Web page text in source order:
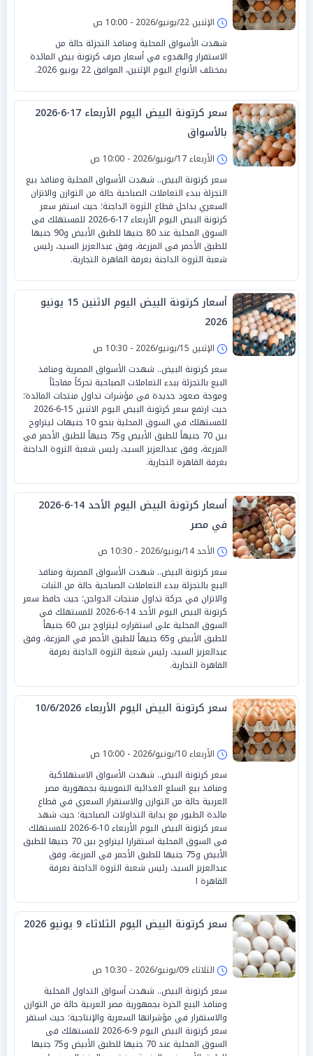
الإثنين 22/يونيو/2026 - 10:00 ص
شهدت الأسواق المحلية ومنافذ التجزئة حالة من
الاستقرار والهدوء في أسعار صرف كرتونة بيض المائدة
بمختلف الأنواع اليوم الإثنين، الموافق 22 يونيو 2026.
سعر كرتونة البيض اليوم الأربعاء 17-6-2026
بالأسواق
الأربعاء 17/يونيو/2026 - 10:00 ص
سعر كرتونة البيض.. شهدت الأسواق المحلية ومنافذ بيع
التجزئة ببدء التعاملات الصباحية حالة من التوازن والاتزان
السعري بداخل قطاع الثروة الداجنة؛ حيث استقر سعر
كرتونة البيض اليوم الأربعاء 17-6-2026 للمستهلك فى
السوق المحلية عند 80 جنيها للطبق الأبيض و90 جنيها
للطبق الأحمر فى المزرعة، وفق عبدالعزيز السيد، رئيس
شعبة الثروة الداجنة بغرفة القاهرة التجارية.
أسعار كرتونة البيض اليوم الاثنين 15 يونيو
2026
الإثنين 15/يونيو/2026 - 10:30 ص
سعر كرتونة البيض.. شهدت الأسواق المصرية ومنافذ
البيع بالتجزئة ببدء التعاملات الصباحية تحركاً مفاجئاً
وموجة صعود جديدة في مؤشرات تداول منتجات المائدة؛
حيث ارتفع سعر كرتونة البيض اليوم الاثنين 15-6-2026
للمستهلك في السوق المحلية بنحو 10 جنيهات ليتراوح
بين 70 جنيهاً للطبق الأبيض و75 جنيهاً للطبق الأحمر في
المزرعة، وفق عبدالعزيز السيد، رئيس شعبة الثروة الداجنة
بغرفة القاهرة التجارية.
أسعار كرتونة البيض اليوم الأحد 14-6-2026
في مصر
الأحد 14/يونيو/2026 - 10:30 ص
سعر كرتونة البيض.. شهدت الأسواق المصرية ومنافذ
البيع بالتجزئة ببدء التعاملات الصباحية حالة من الثبات
والاتزان في حركة تداول منتجات الدواجن؛ حيث حافظ سعر
كرتونة البيض اليوم الأحد 14-6-2026 للمستهلك في
السوق المحلية على استقراره ليتراوح بين 60 جنيهاً
للطبق الأبيض و65 جنيهاً للطبق الأحمر في المزرعة، وفق
عبدالعزيز السيد، رئيس شعبة الثروة الداجنة بغرفة
القاهرة التجارية.
سعر كرتونة البيض اليوم الأربعاء 10/6/2026
الأربعاء 10/يونيو/2026 - 10:00 ص
سعر كرتونة البيض.. شهدت الأسواق الاستهلاكية
ومنافذ بيع السلع الغذائية التموينية بجمهورية مصر
العربية حالة من التوازن والاستقرار السعري في قطاع
مائدة الطيور مع بداية التداولات الصباحية؛ حيث شهد
سعر كرتونة البيض اليوم الأربعاء 10-6-2026 للمستهلك
فى السوق المحلية استقرارا ليتراوح بين 70 جنيها للطبق
الأبيض و75 جنيها للطبق الأحمر فى المزرعة، وفق
عبدالعزيز السيد، رئيس شعبة الثروة الداجنة بغرفة
القاهرة ا
سعر كرتونة البيض اليوم الثلاثاء 9 يونيو 2026
الثلاثاء 09/يونيو/2026 - 10:30 ص
سعر كرتونة البيض.. شهدت أسواق التداول المحلية
ومنافذ البيع الحرة بجمهورية مصر العربية حالة من التوازن
والاستقرار في مؤشراتها السعرية والإنتاجية؛ حيث استقر
سعر كرتونة البيض اليوم 9-6-2026 للمستهلك فى
السوق المحلية عند 70 جنيها للطبق الأبيض و75 جنيها